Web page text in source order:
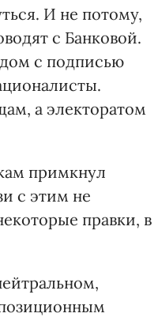
И не потому,
с Банковой.
с подписью
а электоратом
примкнул
с этим не
правки, в